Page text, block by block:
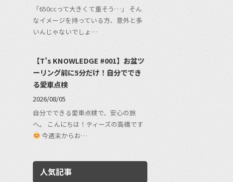
「650ccって大きくて重そう…」 そん
なイメージを持っている方、意外と多
いんじゃないでしょ…
【T’s KNOWLEDGE #001】お盆ツ
ーリング前に5分だけ！自分ででき
る愛車点検
2026/08/05
自分でできる愛車点検で、安心の旅
へ。 こんにちは！ティーズの高橋です
今週末からお…
人気記事